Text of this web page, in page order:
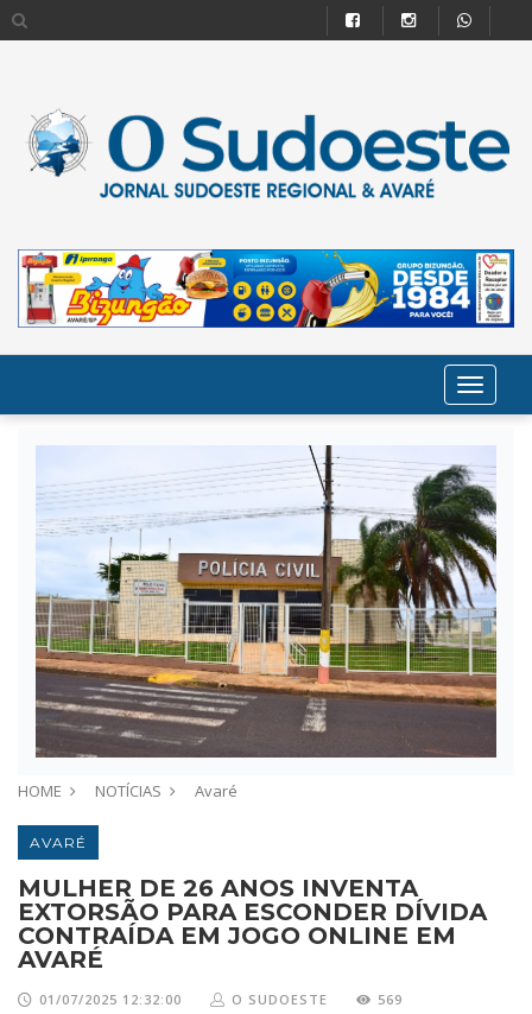
HOME NOTÍCIAS Avaré
AVARÉ
MULHER DE 26 ANOS INVENTA
EXTORSÃO PARA ESCONDER DÍVIDA
CONTRAÍDA EM JOGO ONLINE EM
AVARÉ
01/07/2025 12:32:00 O SUDOESTE 569